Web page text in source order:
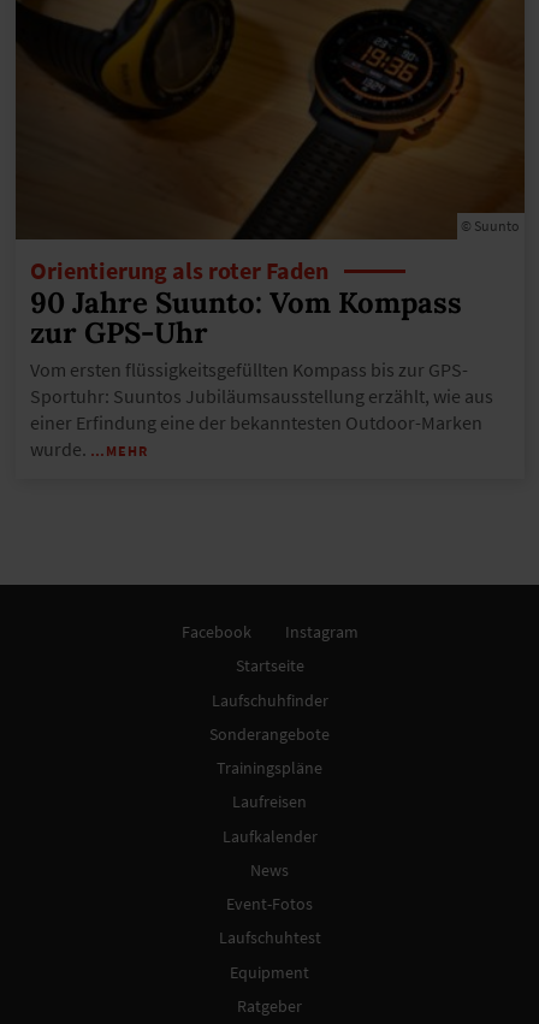
© Suunto
Orientierung als roter Faden
90 Jahre Suunto: Vom Kompass
zur GPS-Uhr
Vom ersten flüssigkeitsgefüllten Kompass bis zur GPS-
Sportuhr: Suuntos Jubiläumsausstellung erzählt, wie aus
einer Erfindung eine der bekanntesten Outdoor-Marken
wurde. …MEHR
Facebook
Instagram
Startseite
Laufschuhfinder
Sonderangebote
Trainingspläne
Laufreisen
Laufkalender
News
Event-Fotos
Laufschuhtest
Equipment
Ratgeber